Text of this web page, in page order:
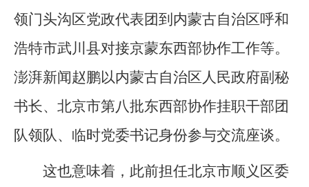
领门头沟区党政代表团到内蒙古自治区呼和
浩特市武川县对接京蒙东西部协作工作等。
澎湃新闻赵鹏以内蒙古自治区人民政府副秘
书长、北京市第八批东西部协作挂职干部团
队领队、临时党委书记身份参与交流座谈。
这也意味着，此前担任北京市顺义区委